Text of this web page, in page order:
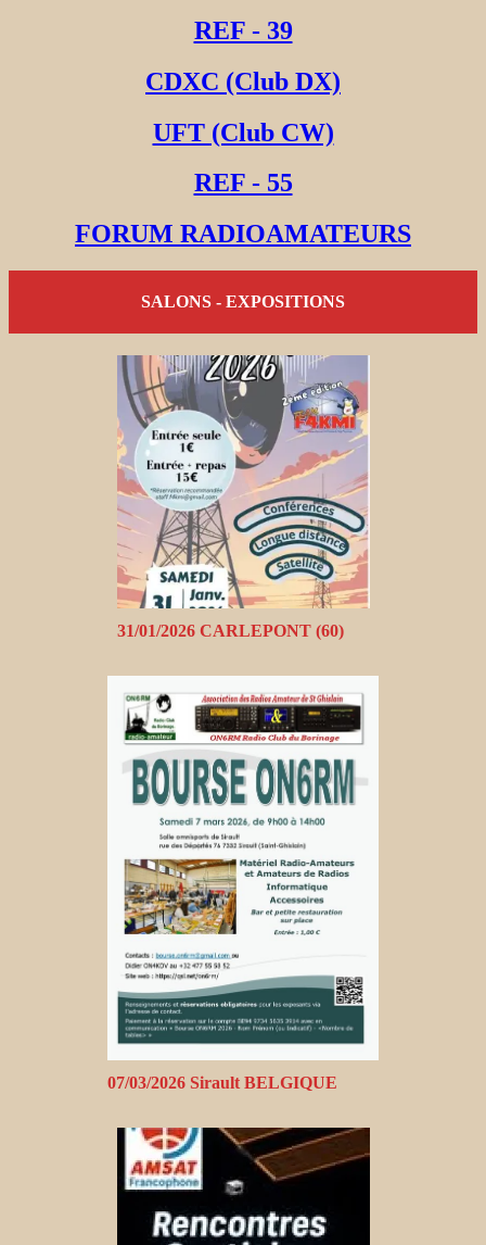
REF - 39
CDXC (Club DX)
UFT (Club CW)
REF - 55
FORUM RADIOAMATEURS
SALONS - EXPOSITIONS
31/01/2026 CARLEPONT (60)
07/03/2026 Sirault BELGIQUE